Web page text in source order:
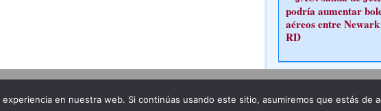
podría aumentar
aéreos entre
RD
en nuestra web. Si continúas usando este sitio, asumiremos que estás de